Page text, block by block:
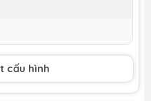
cấu hình